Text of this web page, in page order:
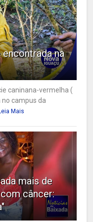
na
caninana-vermelha (
campus da
Mais
mais de
câncer: